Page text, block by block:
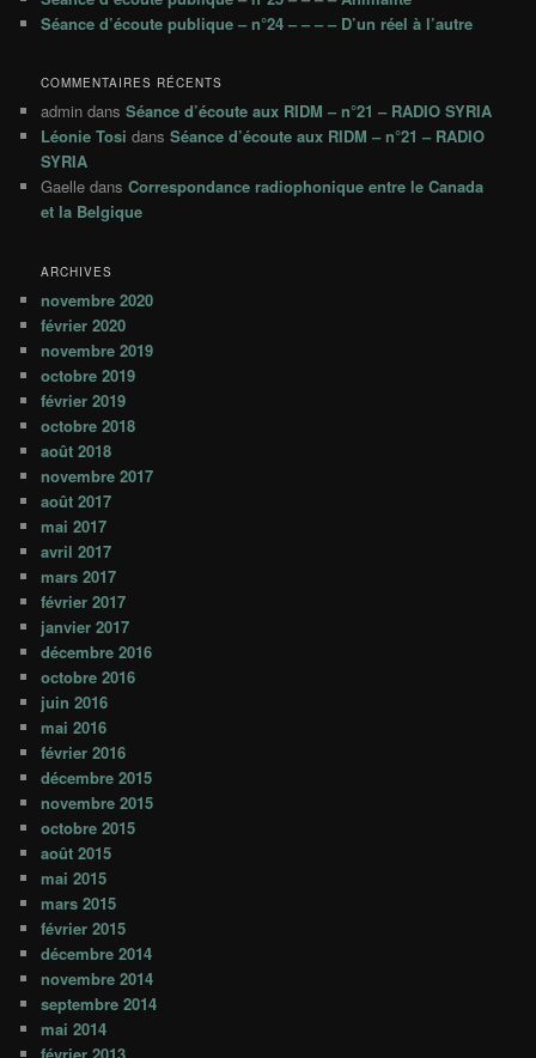
Séance d’écoute publique – n°24 – – – – D’un réel à l’autre
COMMENTAIRES RÉCENTS
admin dansSéance d’écoute aux RIDM – n°21 – RADIO SYRIA
Léonie Tosi dansSéance d’écoute aux RIDM – n°21 – RADIO
SYRIA
Gaelle dansCorrespondance radiophonique entre le Canada
et la Belgique
ARCHIVES
novembre 2020
février 2020
novembre 2019
octobre 2019
février 2019
octobre 2018
août 2018
novembre 2017
août 2017
mai 2017
avril 2017
mars 2017
février 2017
janvier 2017
décembre 2016
octobre 2016
juin 2016
mai 2016
février 2016
décembre 2015
novembre 2015
octobre 2015
août 2015
mai 2015
mars 2015
février 2015
décembre 2014
novembre 2014
septembre 2014
mai 2014